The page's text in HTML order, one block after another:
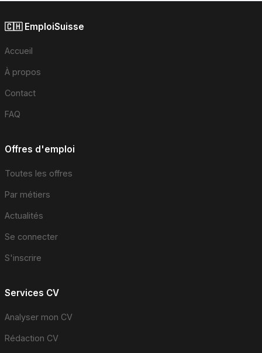
🇨🇭 EmploiSuisse
Accueil
À propos
Contact
FAQ
Offres d'emploi
Toutes les offres
Par métiers
Actualités
Se connecter
S'inscrire
Services CV
Analyser mon CV
Rédaction CV